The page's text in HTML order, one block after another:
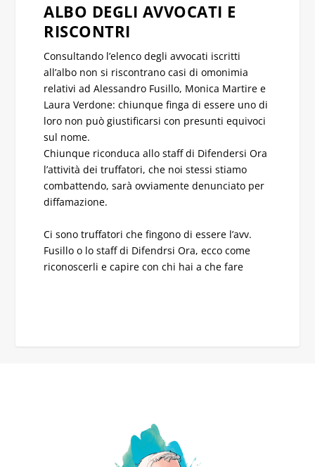
ALBO DEGLI AVVOCATI E
RISCONTRI
Consultando l’elenco degli avvocati iscritti
all’albo non si riscontrano casi di omonimia
relativi ad Alessandro Fusillo, Monica Martire e
Laura Verdone: chiunque finga di essere uno di
loro non può giustificarsi con presunti equivoci
sul nome.
Chiunque riconduca allo staff di Difendersi Ora
l’attività dei truffatori, che noi stessi stiamo
combattendo, sarà ovviamente denunciato per
diffamazione.
Ci sono truffatori che fingono di essere l’avv.
Fusillo o lo staff di Difendrsi Ora, ecco come
riconoscerli e capire con chi hai a che fare